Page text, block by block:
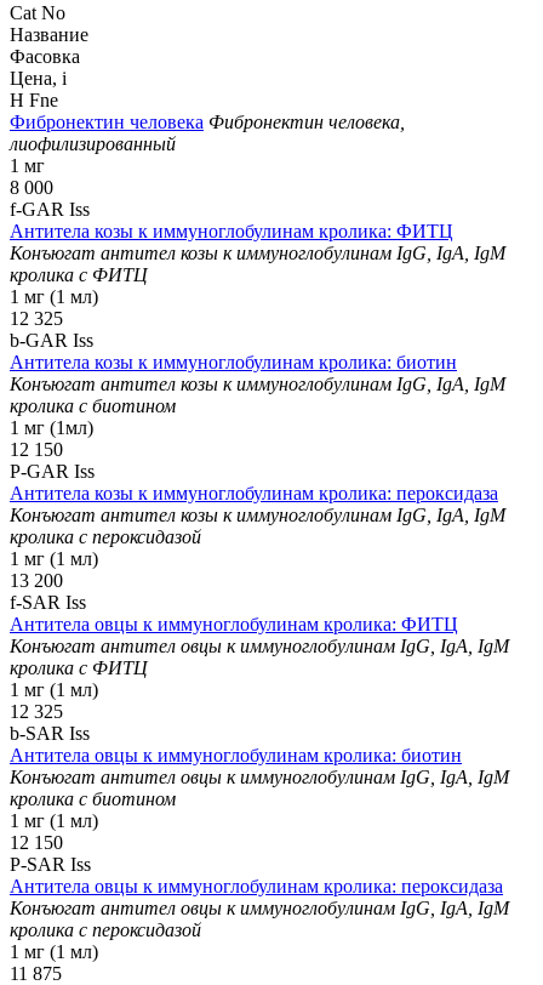
Cat No
Название
Фасовка
Цена, i
H Fne
Фибронектин человека Фибронектин человека,
лиофилизированный
1 мг
8 000
f-GAR Iss
Антитела козы к иммуноглобулинам кролика: ФИТЦ
Конъюгат антител козы к иммуноглобулинам IgG, IgA, IgM
кролика с ФИТЦ
1 мг (1 мл)
12 325
b-GAR Iss
Антитела козы к иммуноглобулинам кролика: биотин
Конъюгат антител козы к иммуноглобулинам IgG, IgA, IgM
кролика с биотином
1 мг (1мл)
12 150
P-GAR Iss
Антитела козы к иммуноглобулинам кролика: пероксидаза
Конъюгат антител козы к иммуноглобулинам IgG, IgA, IgM
кролика с пероксидазой
1 мг (1 мл)
13 200
f-SAR Iss
Антитела овцы к иммуноглобулинам кролика: ФИТЦ
Конъюгат антител овцы к иммуноглобулинам IgG, IgA, IgM
кролика с ФИТЦ
1 мг (1 мл)
12 325
b-SAR Iss
Антитела овцы к иммуноглобулинам кролика: биотин
Конъюгат антител овцы к иммуноглобулинам IgG, IgA, IgM
кролика с биотином
1 мг (1 мл)
12 150
P-SAR Iss
Антитела овцы к иммуноглобулинам кролика: пероксидаза
Конъюгат антител овцы к иммуноглобулинам IgG, IgA, IgM
кролика с пероксидазой
1 мг (1 мл)
11 875